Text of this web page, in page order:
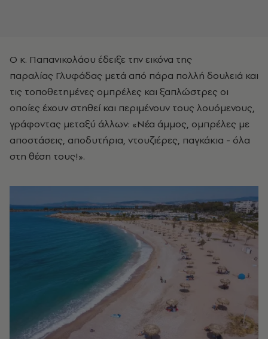
Ο κ. Παπανικολάου έδειξε την εικόνα της
παραλίας Γλυφάδας μετά από πάρα πολλή δουλειά και
τις τοποθετημένες ομπρέλες και ξαπλώστρες οι
οποίες έχουν στηθεί και περιμένουν τους λουόμενους,
γράφοντας μεταξύ άλλων: «Νέα άμμος, ομπρέλες με
αποστάσεις, αποδυτήρια, ντουζιέρες, παγκάκια - όλα
στη θέση τους!».